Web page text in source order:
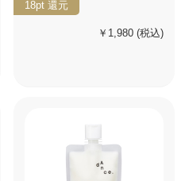
18pt 還元
￥1,980 (税込)